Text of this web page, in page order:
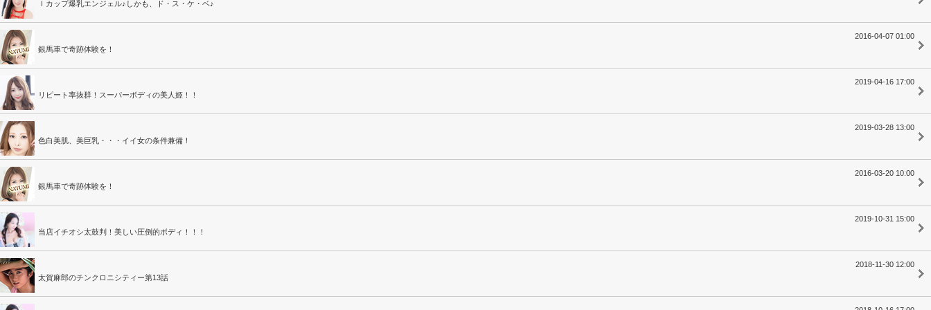
Ｉカップ爆乳エンジェル♪しかも、ド・ス・ケ・ベ♪
2016-04-07 01:00
銀馬車で奇跡体験を！
2019-04-16 17:00
リピート率抜群！スーパーボディの美人姫！！
2019-03-28 13:00
色白美肌、美巨乳・・・イイ女の条件兼備！
2016-03-20 10:00
銀馬車で奇跡体験を！
2019-10-31 15:00
当店イチオシ太鼓判！美しい圧倒的ボディ！！！
2018-11-30 12:00
太賀麻郎のチンクロニシティー第13話